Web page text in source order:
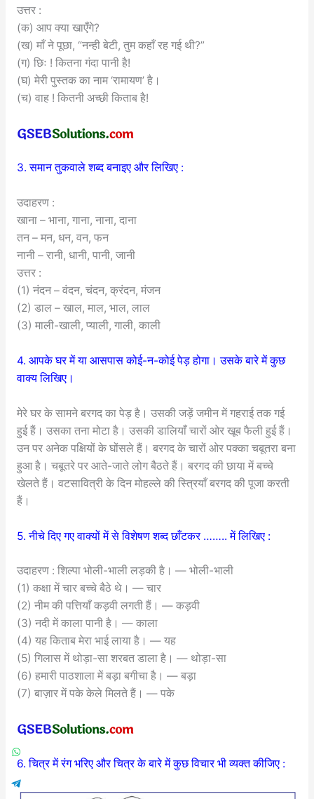
उत्तर :
(क) आप क्या खाएँगे?
(ख) माँ ने पूछा, “नन्ही बेटी, तुम कहाँ रह गई थी?”
(ग) छिः ! कितना गंदा पानी है!
(घ) मेरी पुस्तक का नाम ‘रामायण’ है।
(च) वाह ! कितनी अच्छी किताब है!
3. समान तुकवाले शब्द बनाइए और लिखिए :
उदाहरण :
खाना – भाना, गाना, नाना, दाना
तन – मन, धन, वन, फन
नानी – रानी, धानी, पानी, जानी
उत्तर :
(1) नंदन – वंदन, चंदन, क्रंदन, मंजन
(2) डाल – खाल, माल, भाल, लाल
(3) माली-खाली, प्याली, गाली, काली
4. आपके घर में या आसपास कोई-न-कोई पेड़ होगा। उसके बारे में कुछ
वाक्य लिखिए।
मेरे घर के सामने बरगद का पेड़ है। उसकी जड़ें जमीन में गहराई तक गई
हुई हैं। उसका तना मोटा है। उसकी डालियाँ चारों ओर खूब फैली हुई हैं।
उन पर अनेक पक्षियों के घोंसले हैं। बरगद के चारों ओर पक्का चबूतरा बना
हुआ है। चबूतरे पर आते-जाते लोग बैठते हैं। बरगद की छाया में बच्चे
खेलते हैं। वटसावित्री के दिन मोहल्ले की स्त्रियाँ बरगद की पूजा करती
हैं।
5. नीचे दिए गए वाक्यों में से विशेषण शब्द छाँटकर …….. में लिखिए :
उदाहरण : शिल्पा भोली-भाली लड़की है। — भोली-भाली
(1) कक्षा में चार बच्चे बैठे थे। — चार
(2) नीम की पत्तियाँ कड़वी लगती हैं। — कड़वी
(3) नदी में काला पानी है। — काला
(4) यह किताब मेरा भाई लाया है। — यह
(5) गिलास में थोड़ा-सा शरबत डाला है। — थोड़ा-सा
(6) हमारी पाठशाला में बड़ा बगीचा है। — बड़ा
(7) बाज़ार में पके केले मिलते हैं। — पके
6. चित्र में रंग भरिए और चित्र के बारे में कुछ विचार भी व्यक्त कीजिए :